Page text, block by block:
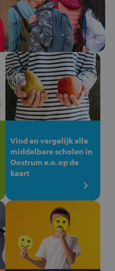
Vind en vergelijk alle
middelbare scholen in
Oostrum e.o. op de
kaart